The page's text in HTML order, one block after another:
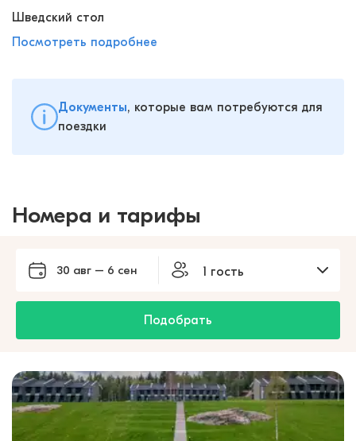
Шведский стол
Посмотреть подробнее
Документы, которые вам потребуются для
поездки
Номера и тарифы
30 авг – 6 сен 1 гость
Подобрать